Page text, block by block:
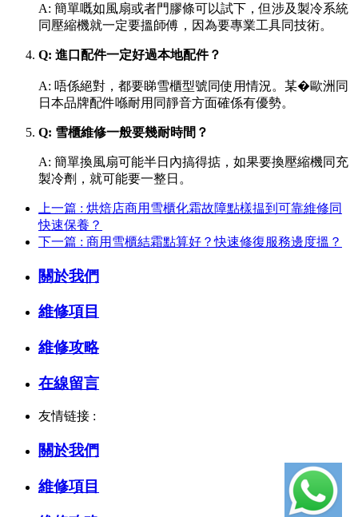
A: 簡單嘅如風扇或者門膠條可以試下，但涉及製冷系統
同壓縮機就一定要搵師傅，因為要專業工具同技術。
Q: 進口配件一定好過本地配件？
A: 唔係絕對，都要睇雪櫃型號同使用情況。某�歐洲同
日本品牌配件喺耐用同靜音方面確係有優勢。
Q: 雪櫃維修一般要幾耐時間？
A: 簡單換風扇可能半日內搞得掂，如果要換壓縮機同充
製冷劑，就可能要一整日。
上一篇 : 烘焙店商用雪櫃化霜故障點樣揾到可靠維修同
快速保養？
下一篇 : 商用雪櫃結霜點算好？快速修復服務邊度搵？
關於我們
維修項目
維修攻略
在線留言
友情链接 :
關於我們
維修項目